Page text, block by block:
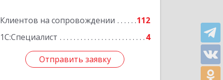
Клиентов на сопровождении
112
1С:Специалист
4
Отправить заявку
Отправить заявку